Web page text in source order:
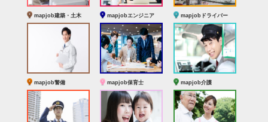
mapjob建築・土木 mapjobエンジニア mapjobドライバー
mapjob警備 mapjob保育士 mapjob介護